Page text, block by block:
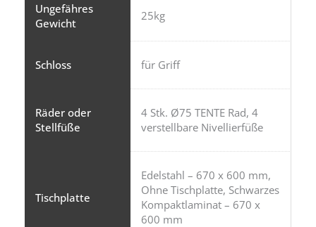
Ungefähres
Gewicht
25kg
Schloss für Griff
Räder oder
Stellfüße
4 Stk. Ø75 TENTE Rad, 4
verstellbare Nivellierfüße
Tischplatte
Edelstahl – 670 x 600 mm,
Ohne Tischplatte, Schwarzes
Kompaktlaminat – 670 x
600 mm